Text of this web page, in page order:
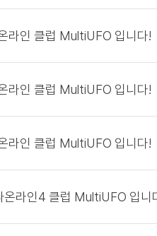
라인 클럽 MultiUFO 입니다!
라인 클럽 MultiUFO 입니다!
라인 클럽 MultiUFO 입니다!
온라인4 클럽 MultiUFO 입